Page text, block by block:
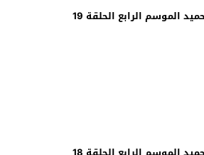
الموسم الرابع الحلقة 19